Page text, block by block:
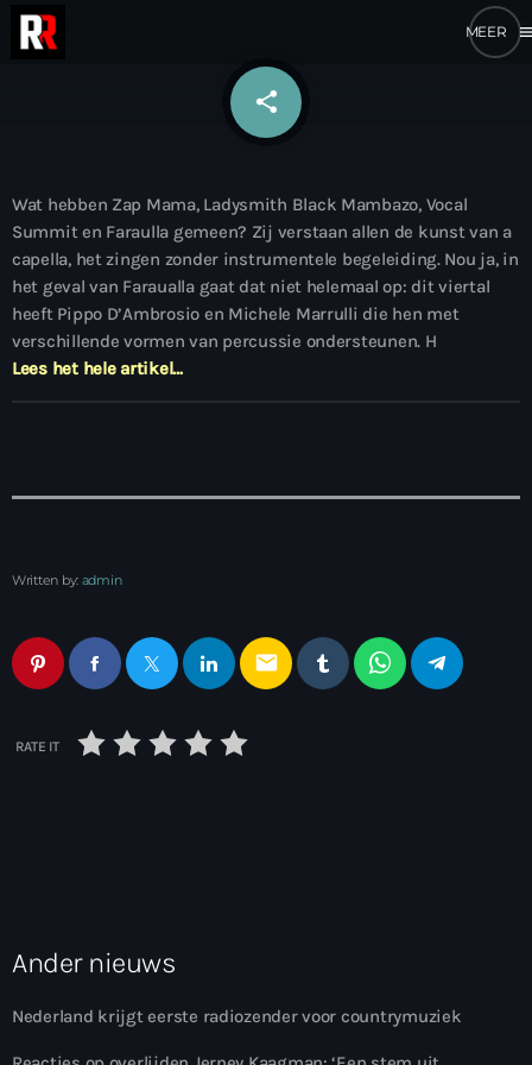
share
email
Wat hebben Zap Mama, Ladysmith Black Mambazo, Vocal
Summit en Faraulla gemeen? Zij verstaan allen de kunst van a
capella, het zingen zonder instrumentele begeleiding. Nou ja, in
het geval van Faraualla gaat dat niet helemaal op: dit viertal
heeft Pippo D’Ambrosio en Michele Marrulli die hen met
verschillende vormen van percussie ondersteunen. H
Lees het hele artikel…
Written by: admin
email
RATE IT
Ander nieuws
Nederland krijgt eerste radiozender voor countrymuziek